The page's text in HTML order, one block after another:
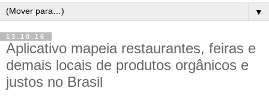
▼
13.10.16
Aplicativo mapeia restaurantes, feiras e
demais locais de produtos orgânicos e
justos no Brasil